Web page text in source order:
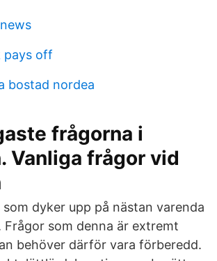
pays off
bostad nordea
frågorna i
Vanliga frågor vid
dyker upp på nästan varenda
Frågor som denna är extremt
behöver därför vara förberedd.